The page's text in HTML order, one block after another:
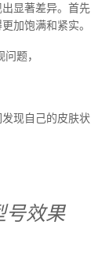
显著差异。首先
加饱满和紧实。
题，
现自己的皮肤状
号效果